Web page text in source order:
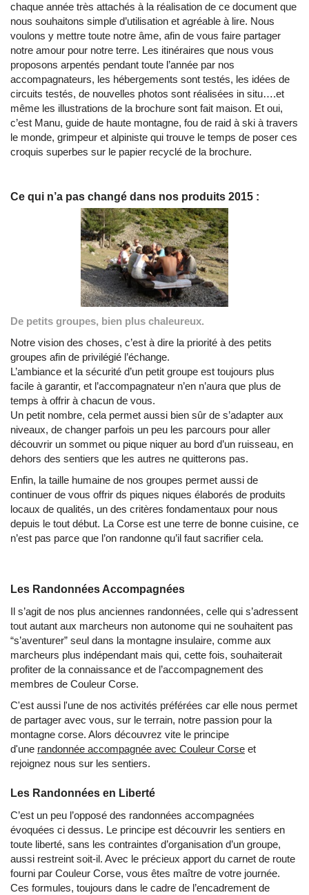
chaque année très attachés à la réalisation de ce document que
nous souhaitons simple d’utilisation et agréable à lire. Nous
voulons y mettre toute notre âme, afin de vous faire partager
notre amour pour notre terre. Les itinéraires que nous vous
proposons arpentés pendant toute l’année par nos
accompagnateurs, les hébergements sont testés, les idées de
circuits testés, de nouvelles photos sont réalisées in situ….et
même les illustrations de la brochure sont fait maison. Et oui,
c’est Manu, guide de haute montagne, fou de raid à ski à travers
le monde, grimpeur et alpiniste qui trouve le temps de poser ces
croquis superbes sur le papier recyclé de la brochure.
Ce qui n’a pas changé dans nos produits 2015 :
De petits groupes, bien plus chaleureux.
Notre vision des choses, c’est à dire la priorité à des petits
groupes afin de privilégié l’échange.
L’ambiance et la sécurité d’un petit groupe est toujours plus
facile à garantir, et l’accompagnateur n’en n’aura que plus de
temps à offrir à chacun de vous.
Un petit nombre, cela permet aussi bien sûr de s’adapter aux
niveaux, de changer parfois un peu les parcours pour aller
découvrir un sommet ou pique niquer au bord d’un ruisseau, en
dehors des sentiers que les autres ne quitterons pas.
Enfin, la taille humaine de nos groupes permet aussi de
continuer de vous offrir ds piques niques élaborés de produits
locaux de qualités, un des critères fondamentaux pour nous
depuis le tout début. La Corse est une terre de bonne cuisine, ce
n’est pas parce que l’on randonne qu’il faut sacrifier cela.
Les Randonnées Accompagnées
Il s’agit de nos plus anciennes randonnées, celle qui s’adressent
tout autant aux marcheurs non autonome qui ne souhaitent pas
“s’aventurer” seul dans la montagne insulaire, comme aux
marcheurs plus indépendant mais qui, cette fois, souhaiterait
profiter de la connaissance et de l’accompagnement des
membres de Couleur Corse.
C'est aussi l'une de nos activités préférées car elle nous permet
de partager avec vous, sur le terrain, notre passion pour la
montagne corse. Alors découvrez vite le principe
d'une randonnée accompagnée avec Couleur Corse et
rejoignez nous sur les sentiers.
Les Randonnées en Liberté
C’est un peu l’opposé des randonnées accompagnées
évoquées ci dessus. Le principe est découvrir les sentiers en
toute liberté, sans les contraintes d’organisation d’un groupe,
aussi restreint soit-il. Avec le précieux apport du carnet de route
fourni par Couleur Corse, vous êtes maître de votre journée.
Ces formules, toujours dans le cadre de l’encadrement de